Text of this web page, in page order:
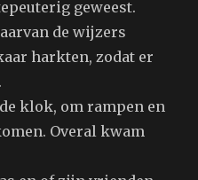
geweest.
de wijzers
harkten, zodat er
klok, om rampen en
Overal kwam